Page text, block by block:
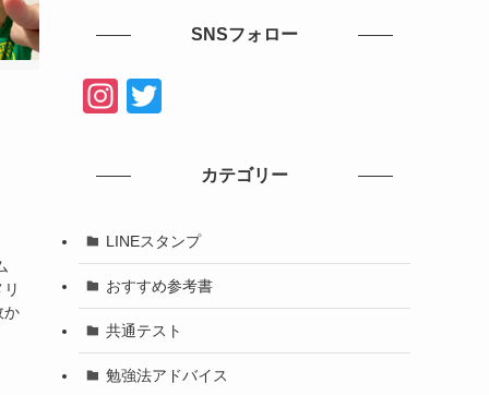
か
SNSフォロー
In
a
a
m
カテゴリー
LINEスタンプ
おすすめ参考書
共通テスト
勉強法アドバイス